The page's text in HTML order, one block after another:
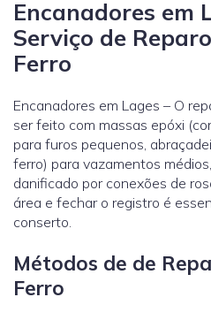
Encanadores em
Serviço de
Ferro
Encanadores em Lages – O
ser feito com massas epóxi
para furos pequenos,
ferro) para vazamentos
danificado por conexões de
área e fechar o registro é
conserto.
Métodos de de
Ferro